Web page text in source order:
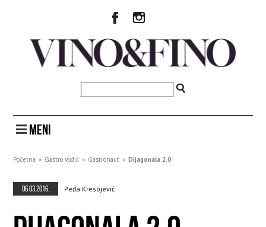
MENI
Početna » Gastro vodič » Gastronaut » Dijagonala 2.0
06.03.2016. Peđa Kresojević